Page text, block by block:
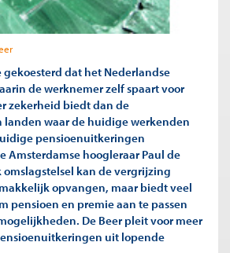
gekoesterd dat het Nederlandse
de werknemer zelf spaart voor
zekerheid biedt dan de
landen waar de huidige werkenden
pensioenuitkeringen
Amsterdamse hoogleraar Paul de
omslagstelsel kan de vergrijzing
opvangen, maar biedt veel
pensioen en premie aan te passen
De Beer pleit voor meer
uit lopende